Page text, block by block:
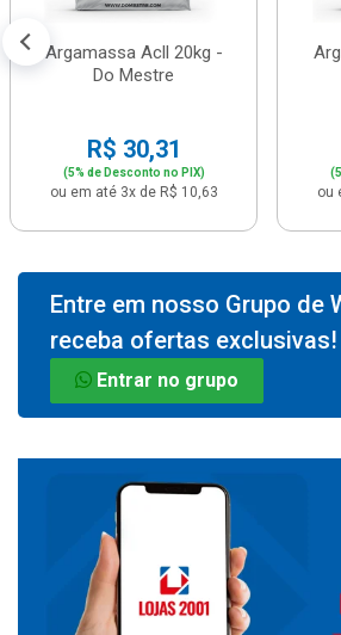
Argamassa Acll 20kg -
Do Mestre
R$ 30,31
(5% de Desconto no PIX)
ou em até 3x de R$ 10,63 ou
Entre em nosso Grupo de
receba ofertas exclusivas!
Entrar no grupo